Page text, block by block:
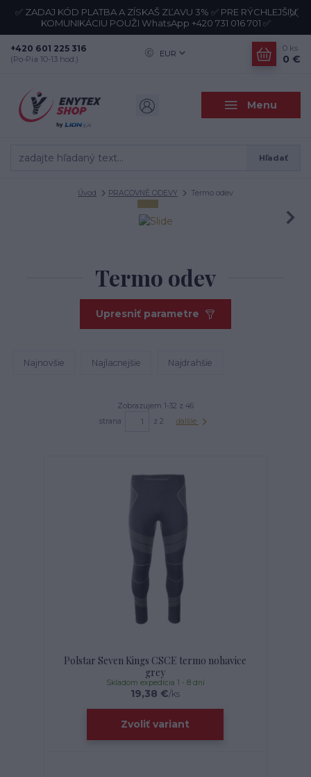
✅ ZADAJ KÓD PLATBA A ZÍSKAŠ ZĽAVU 3% ✅ PRE RÝCHLEJŠIU
KOMUNIKÁCIU POUŽI WhatsApp +420 731 016 701 ✅
Menu
EUR
Hľadať
+420 601 225 316
(Po-Pia 10-13 hod.)
0 ks
0 €
Úvod PRACOVNÉ ODEVY Termo odev
Termo odev
Upresniť parametre
Najnovšie Najlacnejšie Najdrahšie
Zobrazujem 1-32 z 46
strana
z 2 ďalšie
Polstar Seven Kings CSCE termo nohavice
grey
19,38 €/ks
Skladom expedícia 1 - 8 dní
Zvoliť variant